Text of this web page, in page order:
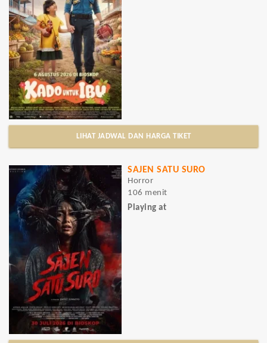
LIHAT JADWAL DAN HARGA TIKET
SAJEN SATU SURO
Horror
106 menit
Playing at